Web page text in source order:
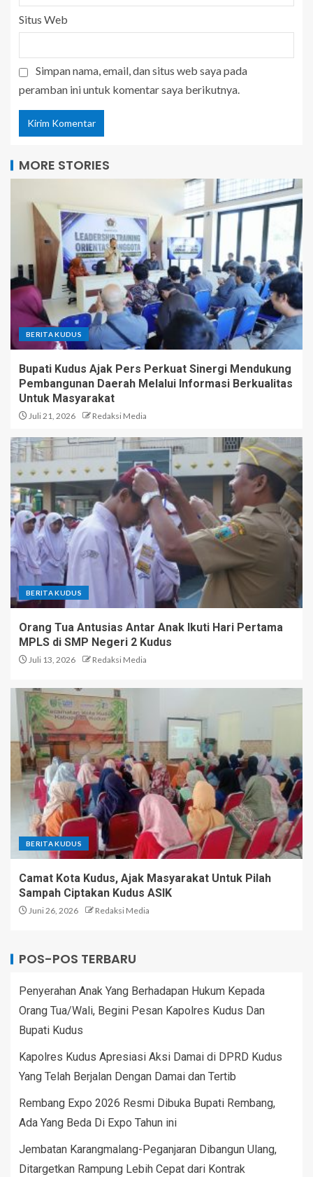
Situs Web
Simpan nama, email, dan situs web saya pada
peramban ini untuk komentar saya berikutnya.
MORE STORIES
BERITA KUDUS
Bupati Kudus Ajak Pers Perkuat Sinergi Mendukung
Pembangunan Daerah Melalui Informasi Berkualitas
Untuk Masyarakat
Juli 21, 2026 Redaksi Media
BERITA KUDUS
Orang Tua Antusias Antar Anak Ikuti Hari Pertama
MPLS di SMP Negeri 2 Kudus
Juli 13, 2026 Redaksi Media
BERITA KUDUS
Camat Kota Kudus, Ajak Masyarakat Untuk Pilah
Sampah Ciptakan Kudus ASIK
Juni 26, 2026 Redaksi Media
POS-POS TERBARU
Penyerahan Anak Yang Berhadapan Hukum Kepada
Orang Tua/Wali, Begini Pesan Kapolres Kudus Dan
Bupati Kudus
Kapolres Kudus Apresiasi Aksi Damai di DPRD Kudus
Yang Telah Berjalan Dengan Damai dan Tertib
Rembang Expo 2026 Resmi Dibuka Bupati Rembang,
Ada Yang Beda Di Expo Tahun ini
Jembatan Karangmalang-Peganjaran Dibangun Ulang,
Ditargetkan Rampung Lebih Cepat dari Kontrak